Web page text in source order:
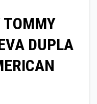
TOMMY
DUPLA